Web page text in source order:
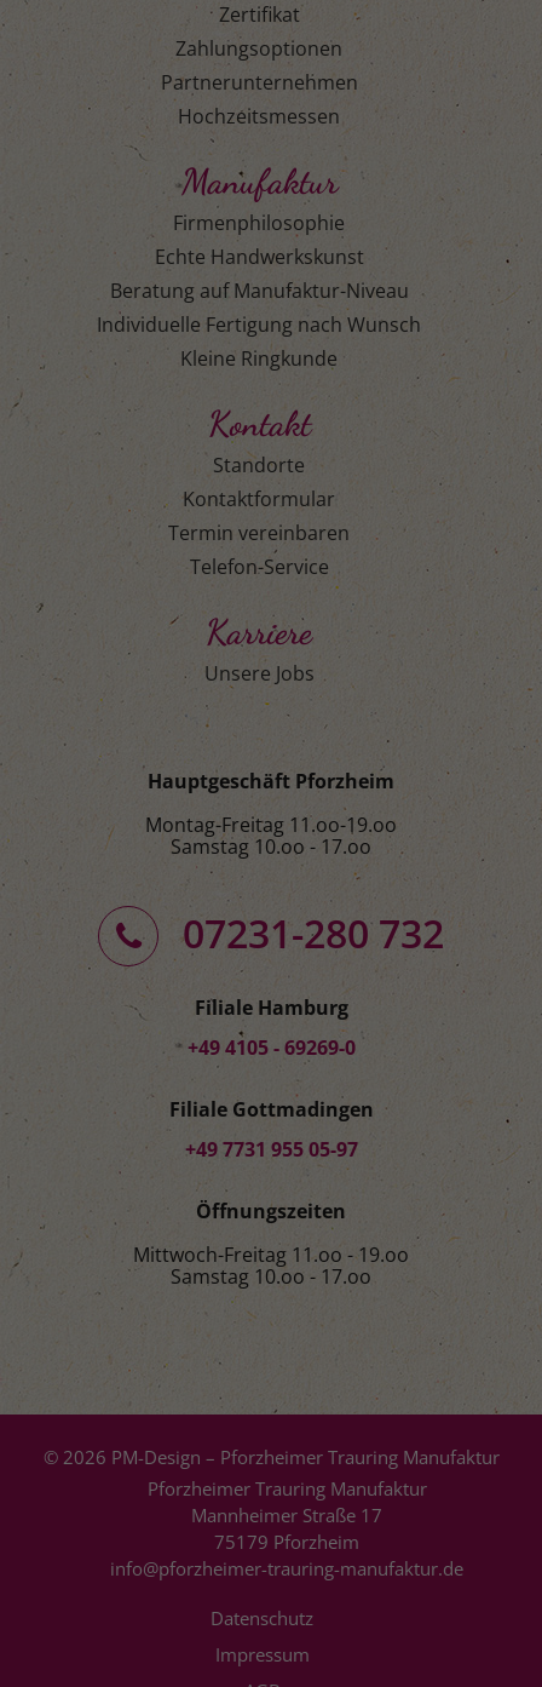
Zertifikat
Zahlungsoptionen
Partnerunternehmen
Hochzeitsmessen
Manufaktur
Firmenphilosophie
Echte Handwerkskunst
Beratung auf Manufaktur-Niveau
Individuelle Fertigung nach Wunsch
Kleine Ringkunde
Kontakt
Standorte
Kontaktformular
Termin vereinbaren
Telefon-Service
Karriere
Unsere Jobs
Hauptgeschäft Pforzheim
Montag-Freitag 11.oo-19.oo
Samstag 10.oo - 17.oo
07231-280 732
Filiale Hamburg
+49 4105 - 69269-0
Filiale Gottmadingen
+49 7731 955 05-97
Öffnungszeiten
Mittwoch-Freitag 11.oo - 19.oo
Samstag 10.oo - 17.oo
© 2026 PM-Design – Pforzheimer Trauring Manufaktur
Pforzheimer Trauring Manufaktur
Mannheimer Straße 17
75179 Pforzheim
info@pforzheimer-trauring-manufaktur.de
Datenschutz
Impressum